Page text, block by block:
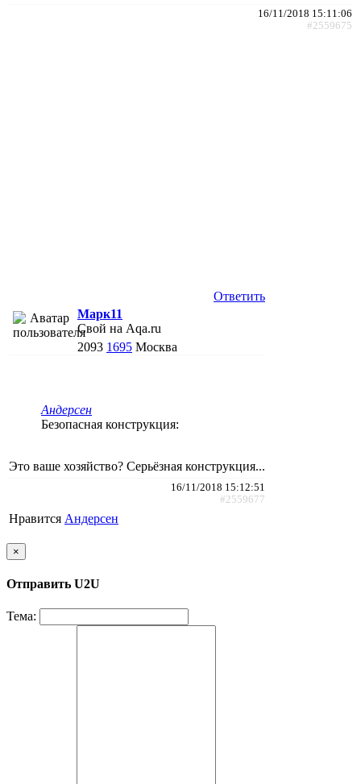
16/11/2018 15:11:06
#2559675
Ответить
Марк11
Свой на Aqa.ru
2093 1695 Москва
Андерсен
Безопасная конструкция:
Это ваше хозяйство? Серьёзная конструкция...
16/11/2018 15:12:51
#2559677
Нравится Андерсен
×
Отправить U2U
Тема: